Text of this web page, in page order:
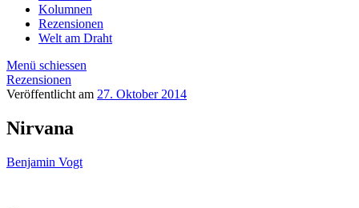
Kolumnen
Rezensionen
Welt am Draht
Menü schiessen
Rezensionen
Veröffentlicht am 27. Oktober 2014
Nirvana
Benjamin Vogt